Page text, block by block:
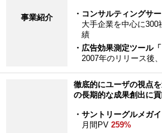
事業紹介
・コンサルティングサ
大手企業を中心に
績
・広告効果測定ツール
2007年のリリース後
徹底的にユーザの視点
の長期的な成果創出に
・サントリーグルメガ
月間PV 259%